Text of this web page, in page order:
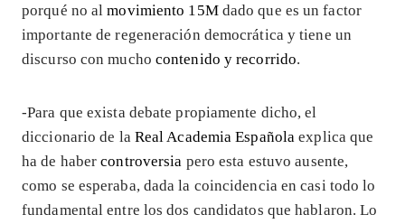
porqué no almovimiento 15Mdado que es un factor
importante de regeneración democrática y tiene un
discurso con mucho contenido y recorrido.
-Para que exista debate propiamente dicho, el
diccionario de la Real Academia Española explica que
ha de habercontroversia pero esta estuvo ausente,
como se esperaba, dada la coincidencia en casi todo lo
fundamental entre los dos candidatos que hablaron. Lo